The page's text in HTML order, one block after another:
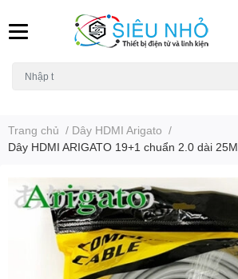
Trang chủ / Dây HDMI Arigato /
Dây HDMI ARIGATO 19+1 chuẩn 2.0 dài 25M